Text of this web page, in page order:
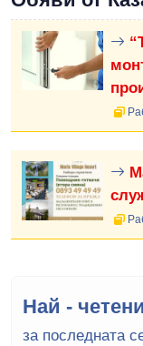
Най -
за последната